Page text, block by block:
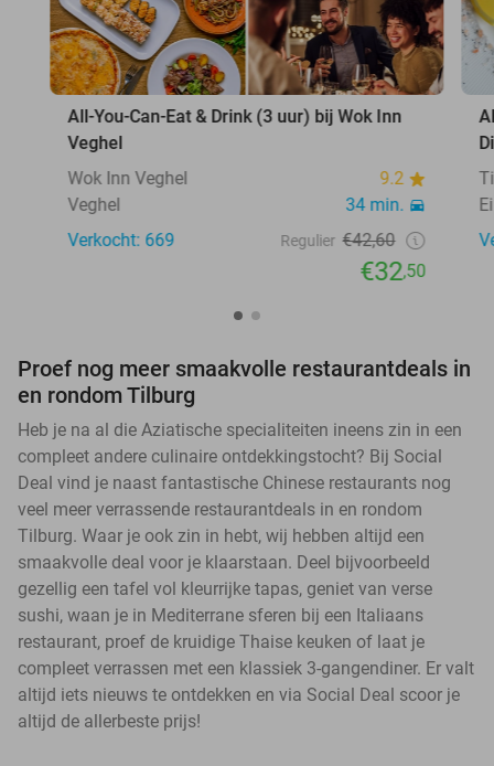
All-You-Can-Eat & Drink (3 uur) bij Wok Inn
Veghel
Wok Inn Veghel
9.2
Veghel
34 min.
Verkocht: 669
Regulier €42,60
€32,50
Proef nog meer smaakvolle restaurantdeals in
en rondom Tilburg
Heb je na al die Aziatische specialiteiten ineens zin in een
compleet andere culinaire ontdekkingstocht? Bij Social
Deal vind je naast fantastische Chinese restaurants nog
veel meer verrassende restaurantdeals in en rondom
Tilburg. Waar je ook zin in hebt, wij hebben altijd een
smaakvolle deal voor je klaarstaan. Deel bijvoorbeeld
gezellig een tafel vol kleurrijke tapas, geniet van verse
sushi, waan je in Mediterrane sferen bij een Italiaans
restaurant, proef de kruidige Thaise keuken of laat je
compleet verrassen met een klassiek 3-gangendiner. Er valt
altijd iets nieuws te ontdekken en via Social Deal scoor je
altijd de allerbeste prijs!